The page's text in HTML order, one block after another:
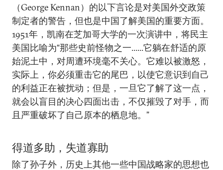
（George Kennan）的以下言论是对美国外交政策
制定者的警告，但也是中国了解美国的重要方面。
1951年，凯南在芝加哥大学的一次演讲中，将民主
美国比喻为“那些史前怪物之一......它躺在舒适的原
始泥土中，对周遭环境毫不关心。它难以被激怒，
实际上，你必须重击它的尾巴，以使它意识到自己
的利益正在被扰动；但是，一旦它了解了这一点，
就会以盲目的决心四面出击，不仅摧毁了对手，而
且严重破坏了自己原本的栖息地。”
得道多助，失道寡助
除了孙子外，历史上其他一些中国战略家的思想也